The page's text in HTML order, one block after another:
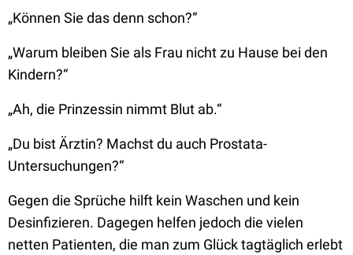
„Können Sie das denn schon?“
„Warum bleiben Sie als Frau nicht zu Hause bei den
Kindern?“
„Ah, die Prinzessin nimmt Blut ab.“
„Du bist Ärztin? Machst du auch Prostata-
Untersuchungen?“
Gegen die Sprüche hilft kein Waschen und kein
Desinfizieren. Dagegen helfen jedoch die vielen
netten Patienten, die man zum Glück tagtäglich erlebt